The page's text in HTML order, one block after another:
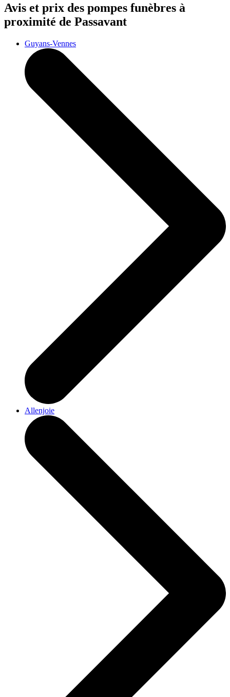
Avis et prix des pompes funèbres à
proximité de Passavant
Guyans-Vennes
Allenjoie